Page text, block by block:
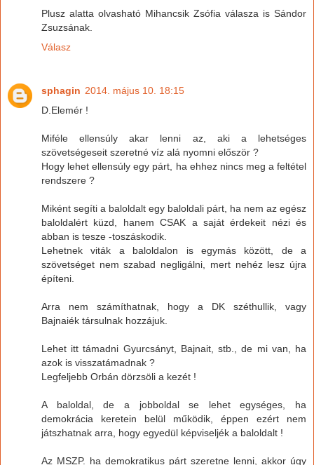
Plusz alatta olvasható Mihancsik Zsófia válasza is Sándor
Zsuzsának.
Válasz
sphagin 2014. május 10. 18:15
D.Elemér !
Miféle ellensúly akar lenni az, aki a lehetséges
szövetségeseit szeretné víz alá nyomni először ?
Hogy lehet ellensúly egy párt, ha ehhez nincs meg a feltétel
rendszere ?
Miként segíti a baloldalt egy baloldali párt, ha nem az egész
baloldalért küzd, hanem CSAK a saját érdekeit nézi és
abban is tesze -toszáskodik.
Lehetnek viták a baloldalon is egymás között, de a
szövetséget nem szabad negligálni, mert nehéz lesz újra
építeni.
Arra nem számíthatnak, hogy a DK széthullik, vagy
Bajnaiék társulnak hozzájuk.
Lehet itt támadni Gyurcsányt, Bajnait, stb., de mi van, ha
azok is visszatámadnak ?
Legfeljebb Orbán dörzsöli a kezét !
A baloldal, de a jobboldal se lehet egységes, ha
demokrácia keretein belül működik, éppen ezért nem
játszhatnak arra, hogy egyedül képviseljék a baloldalt !
Az MSZP. ha demokratikus párt szeretne lenni, akkor úgy